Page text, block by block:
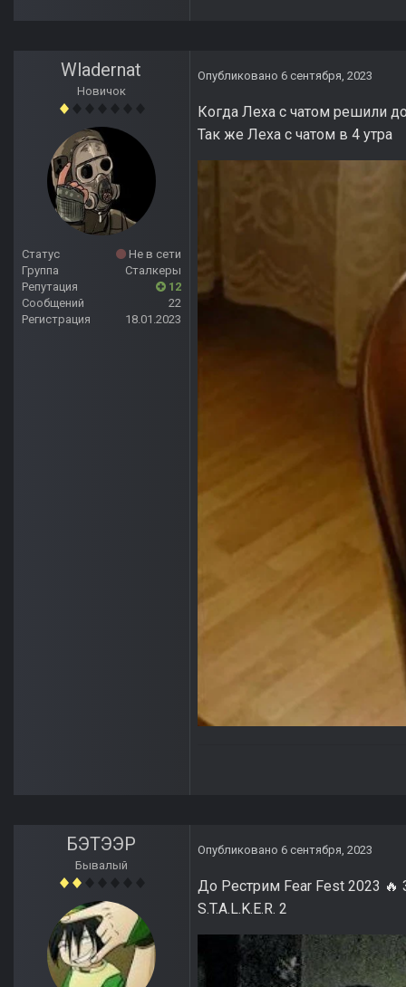
Wladernat
Новичок
Статус
Не в сети
Группа
Сталкеры
Репутация
12
Сообщений
22
Регистрация
18.01.2023
Опубликовано 6 сентября, 2023
Когда Леха с чатом решили
Так же Леха с чатом в 4 утра
БЭТЭЭР
Бывалый
Опубликовано 6 сентября, 2023
До Рестрим Fear Fest 2023 🔥
S.T.A.L.K.E.R. 2